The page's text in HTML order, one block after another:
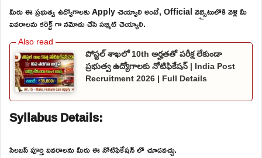
మీరు ఈ ప్రభుత్వ ఉద్యోగాలకు Apply చెయ్యాలి అంటే, Official వెబ్సైటులోకి వెళ్లి మీ
వివరాలను కరెక్ట్ గా నమోదు చేసి సబ్మిట్ చెయ్యాలి.
పోస్టల్ శాఖలో 10th అర్హతతో పరీక్ష లేకుండా
ప్రభుత్వ ఉద్యోగాలకు నోటిఫికేషన్ | India Post
Recruitment 2026 | Full Details
Syllabus Details:
సిలబస్ పూర్తి వివరాలను మీరు ఈ నోటిఫికేషన్ లో చూడవచ్చు.